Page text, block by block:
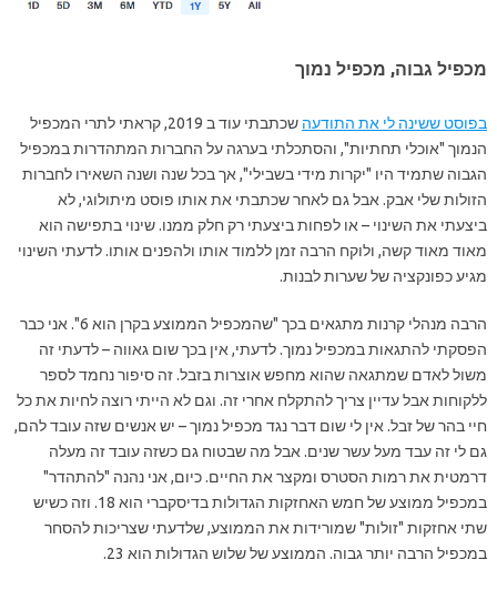
מכפיל גבוה, מכפיל נמוך
בפוסט ששינה לי את התודעה
שכתבתי עוד ב 2019, קראתי לתרי המכפיל
הנמוך "אוכלי תחתיות", והסתכלתי בערגה על החברות המתהדרות במכפיל
הגבוה שתמיד היו "יקרות מידי בשבילי", אך בכל שנה ושנה השאירו לחברות
הזולות שלי אבק. אבל גם לאחר שכתבתי את אותו פוסט מיתולוגי, לא
ביצעתי את השינוי – או לפחות ביצעתי רק חלק ממנו. שינוי בתפישה הוא
מאוד מאוד קשה, ולוקח הרבה זמן ללמוד אותו ולהפנים אותו. לדעתי השינוי
מגיע כפונקציה של שערות לבנות.
הרבה מנהלי קרנות מתגאים בכך "שהמכפיל הממוצע בקרן הוא 6". אני כבר
הפסקתי להתגאות במכפיל נמוך. לדעתי, אין בכך שום גאווה – לדעתי זה
משול לאדם שמתגאה שהוא מחפש אוצרות בזבל. זה סיפור נחמד לספר
ללקוחות אבל עדיין צריך להתקלח אחרי זה. וגם לא הייתי רוצה לחיות את כל
חיי בהר של זבל. אין לי שום דבר נגד מכפיל נמוך – יש אנשים שזה עובד להם,
גם לי זה עבד מעל עשר שנים. אבל מה שבטוח גם כשזה עובד זה מעלה
דרמטית את רמות הסטרס ומקצר את החיים. כיום, אני נהנה "להתהדר"
במכפיל ממוצע של חמש האחזקות הגדולות בדיסקברי הוא 18. וזה כשיש
שתי אחזקות "זולות" שמורידות את הממוצע, שלדעתי שצריכות להסחר
במכפיל הרבה יותר גבוה. הממוצע של שלוש הגדולות הוא 23.